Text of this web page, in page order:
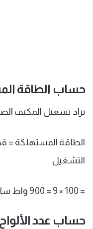
حساب الطاقة
يراد تشغيل المكيف الصحراوي مدة 9
الطاقة المستهلكة =
التشغيل
= 100 × 9 = 900 واط ساعة
حساب عدد